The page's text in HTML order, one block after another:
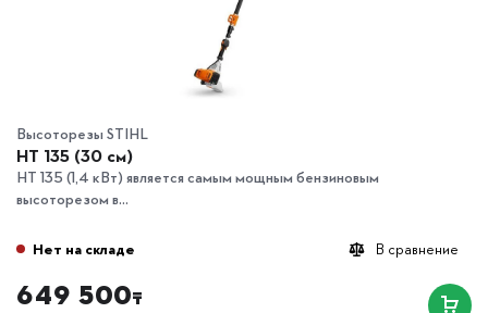
Высоторезы STIHL
HT 135 (30 см)
HT 135 (1,4 кВт) является самым мощным бензиновым
высоторезом в...
В сравнение
Нет на складе
649 500₸